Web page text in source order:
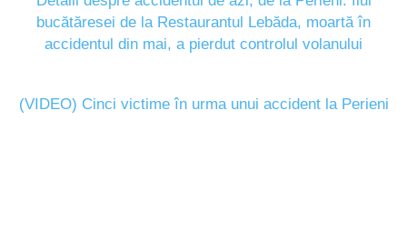
bucătăresei de la Restaurantul Lebăda, moartă în
accidentul din mai, a pierdut controlul volanului
(VIDEO) Cinci victime în urma unui accident la Perieni